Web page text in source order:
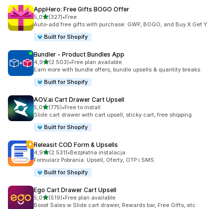
AppHero: Free Gifts BOGO Offer
5,0na 5 gwiazdek
(327)
Łączna liczba recenzji: 327
•Free
Auto-add free gifts with purchase: GWP, BOGO, and Buy X Get Y
Built for Shopify
Bundler ‑ Product Bundles App
4,9na 5 gwiazdek
(2 503)
Łączna liczba recenzji: 2503
•Free plan available
Earn more with bundle offers, bundle upsells & quantity breaks
Built for Shopify
AOV.ai Cart Drawer Cart Upsell
5,0na 5 gwiazdek
(775)
Łączna liczba recenzji: 775
•Free to install
Slide cart drawer with cart upsell, sticky cart, free shipping
Built for Shopify
Releasit COD Form & Upsells
4,9na 5 gwiazdek
(2 531)
Łączna liczba recenzji: 2531
•Bezpłatna instalacja
Formularz Pobrania: Upsell, Oferty, OTP i SMS
Built for Shopify
Ego Cart Drawer Cart Upsell
5,0na 5 gwiazdek
(519)
Łączna liczba recenzji: 519
•Free plan available
Boost Sales w Slide cart drawer, Rewards bar, Free Gifts, etc